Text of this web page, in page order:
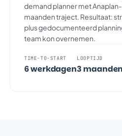
demand planner met
maanden traject. Resultaat:
plus gedocumenteerd
team kon overnemen.
TIME-TO-START
6 werkdagen
LOOPTIJD
3